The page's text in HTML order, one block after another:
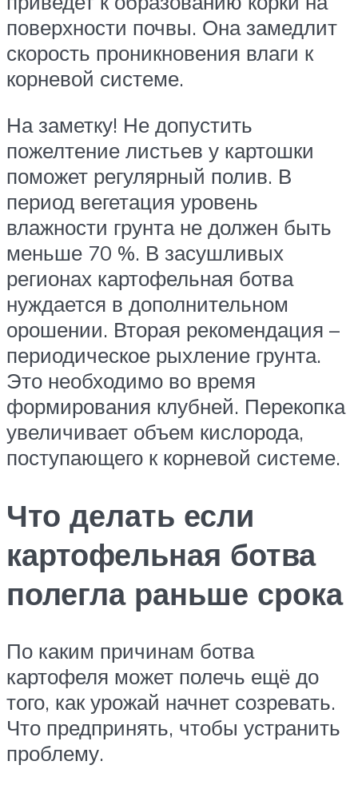
поверхности почвы. Она замедлит
скорость проникновения влаги к
корневой системе.
На заметку! Не допустить
пожелтение листьев у картошки
поможет регулярный полив. В
период вегетация уровень
влажности грунта не должен быть
меньше 70 %. В засушливых
регионах картофельная ботва
нуждается в дополнительном
орошении. Вторая рекомендация –
периодическое рыхление грунта.
Это необходимо во время
формирования клубней. Перекопка
увеличивает объем кислорода,
поступающего к корневой системе.
Что делать если
картофельная ботва
полегла раньше срока
По каким причинам ботва
картофеля может полечь ещё до
того, как урожай начнет созревать.
Что предпринять, чтобы устранить
проблему.